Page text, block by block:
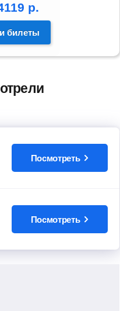
р.
билеты
Посмотреть
Посмотреть